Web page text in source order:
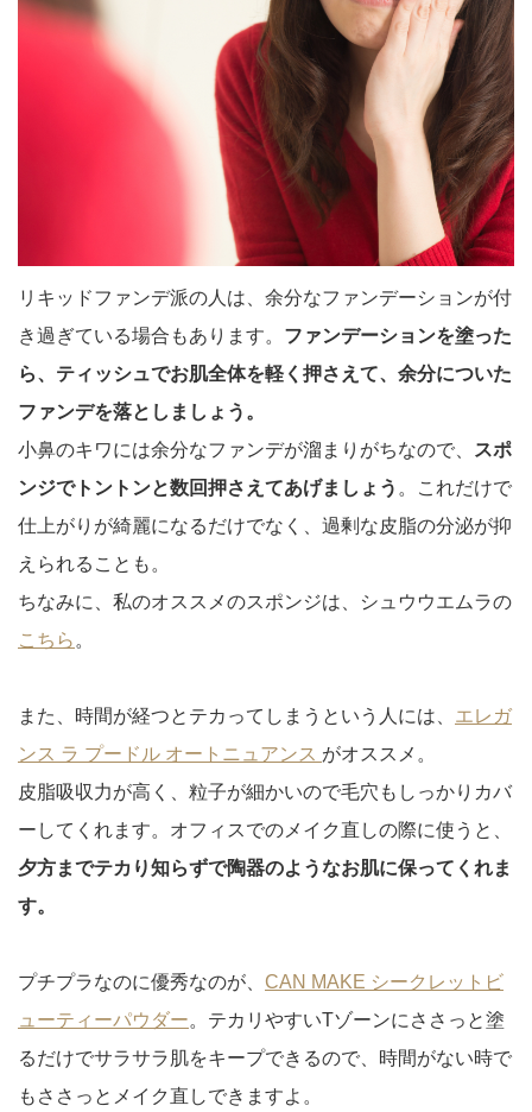
リキッドファンデ派の人は、余分なファンデーションが付
き過ぎている場合もあります。 ファンデーションを塗った
ら、ティッシュでお肌全体を軽く押さえて、余分についた
ファンデを落としましょう。
小鼻のキワには余分なファンデが溜まりがちなので、 スポ
ンジでトントンと数回押さえてあげましょう 。これだけで
仕上がりが綺麗になるだけでなく、過剰な皮脂の分泌が抑
えられることも。
ちなみに、私のオススメのスポンジは、シュウウエムラの
こちら。
また、時間が経つとテカってしまうという人には、 エレガ
ンス ラ プードル オートニュアンス がオススメ。
皮脂吸収力が高く、粒子が細かいので毛穴もしっかりカバ
ーしてくれます。オフィスでのメイク直しの際に使うと、
夕方までテカり知らずで陶器のようなお肌に保ってくれま
す。
プチプラなのに優秀なのが、 CAN MAKE シークレットビ
ューティーパウダー。テカリやすいTゾーンにささっと塗
るだけでサラサラ肌をキープできるので、時間がない時で
もささっとメイク直しできますよ。